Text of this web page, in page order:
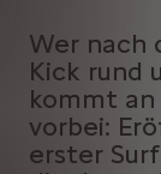
Wer nach
Kick rund
kommt an
vorbei:
erster